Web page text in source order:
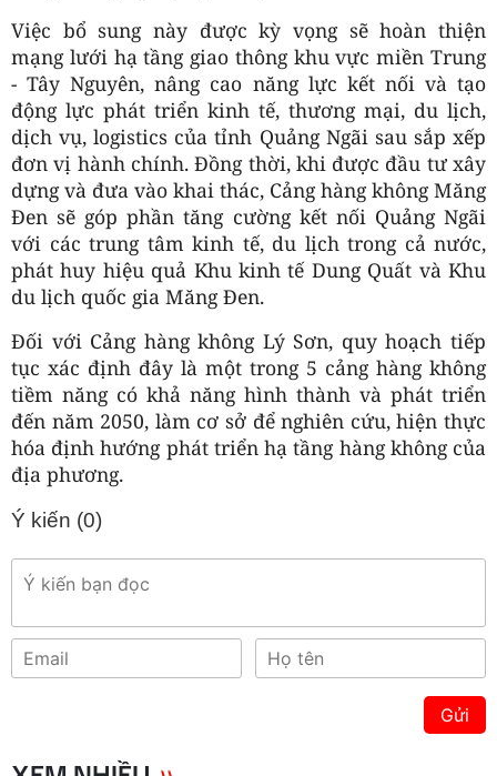
Việc bổ sung này được kỳ vọng sẽ hoàn thiện
mạng lưới hạ tầng giao thông khu vực miền Trung
- Tây Nguyên, nâng cao năng lực kết nối và tạo
động lực phát triển kinh tế, thương mại, du lịch,
dịch vụ, logistics của tỉnh Quảng Ngãi sau sắp xếp
đơn vị hành chính. Đồng thời, khi được đầu tư xây
dựng và đưa vào khai thác, Cảng hàng không Măng
Đen sẽ góp phần tăng cường kết nối Quảng Ngãi
với các trung tâm kinh tế, du lịch trong cả nước,
phát huy hiệu quả Khu kinh tế Dung Quất và Khu
du lịch quốc gia Măng Đen.
Đối với Cảng hàng không Lý Sơn, quy hoạch tiếp
tục xác định đây là một trong 5 cảng hàng không
tiềm năng có khả năng hình thành và phát triển
đến năm 2050, làm cơ sở để nghiên cứu, hiện thực
hóa định hướng phát triển hạ tầng hàng không của
địa phương.
Ý kiến (0)
Gửi